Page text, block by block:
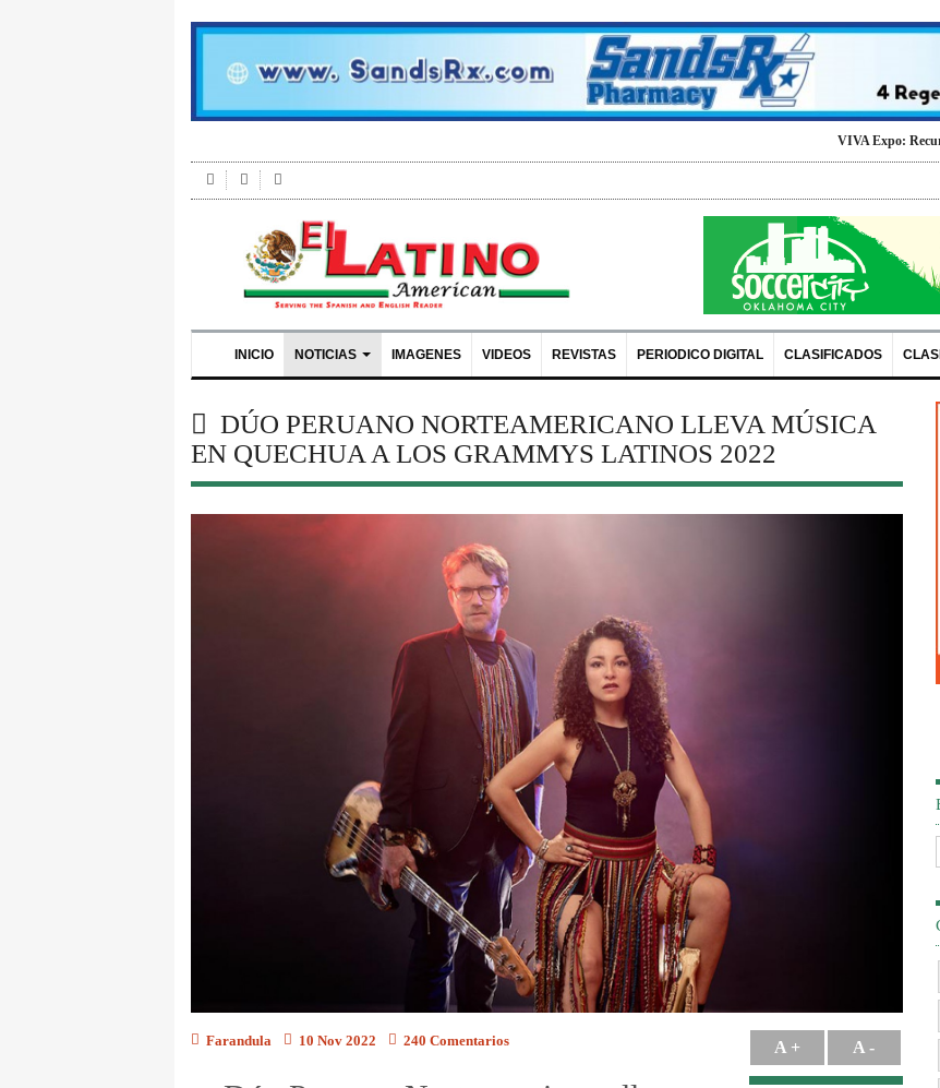
VIVA Expo: Recursos y
INICIO NOTICIAS IMAGENES VIDEOS REVISTAS PERIODICO DIGITAL CLASIFICADOS
DÚO PERUANO NORTEAMERICANO LLEVA MÚSICA
EN QUECHUA A LOS GRAMMYS LATINOS 2022
Farandula 10 Nov 2022 240 Comentarios A + A -